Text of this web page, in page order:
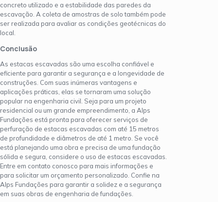
concreto utilizado e a estabilidade das paredes da
escavação. A coleta de amostras de solo também pode
ser realizada para avaliar as condições geotécnicas do
local.
Conclusão
As estacas escavadas são uma escolha confiável e
eficiente para garantir a segurança e a longevidade de
construções. Com suas inúmeras vantagens e
aplicações práticas, elas se tornaram uma solução
popular na engenharia civil. Seja para um projeto
residencial ou um grande empreendimento, a Alps
Fundações está pronta para oferecer serviços de
perfuração de estacas escavadas com até 15 metros
de profundidade e diâmetros de até 1 metro. Se você
está planejando uma obra e precisa de uma fundação
sólida e segura, considere o uso de estacas escavadas.
Entre em contato conosco para mais informações e
para solicitar um orçamento personalizado. Confie na
Alps Fundações para garantir a solidez e a segurança
em suas obras de engenharia de fundações.